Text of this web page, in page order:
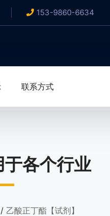
153-9860-6634
联系方式
各个行业
乙酸正丁酯【试剂】